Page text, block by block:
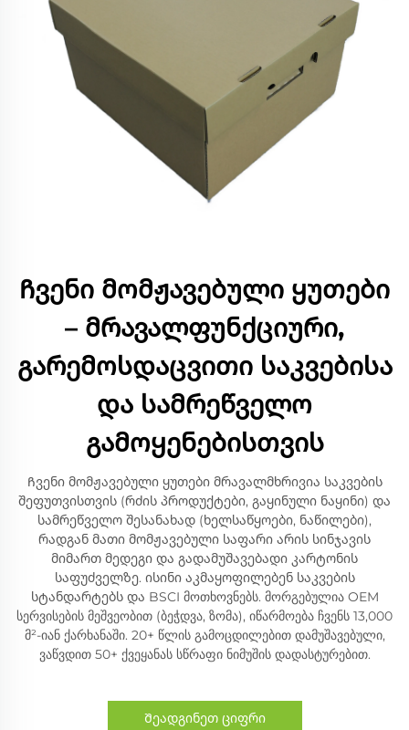
Ჩვენი მომჟავებული ყუთები
– მრავალფუნქციური,
გარემოსდაცვითი საკვებისა
და სამრეწველო
გამოყენებისთვის
Ჩვენი მომჟავებული ყუთები მრავალმხრივია საკვების
შეფუთვისთვის (რძის პროდუქტები, გაყინული ნაყინი) და
სამრეწველო შესანახად (ხელსაწყოები, ნაწილები),
რადგან მათი მომჟავებული საფარი არის სინჯავის
მიმართ მედეგი და გადამუშავებადი კარტონის
საფუძველზე. ისინი აკმაყოფილებენ საკვების
სტანდარტებს და BSCI მოთხოვნებს. მორგებულია OEM
სერვისების მეშვეობით (ბეჭდვა, ზომა), იწარმოება ჩვენს 13,000
მ²-იან ქარხანაში. 20+ წლის გამოცდილებით დამუშავებული,
ვაწვდით 50+ ქვეყანას სწრაფი ნიმუშის დადასტურებით.
Შეადგინეთ ციფრი